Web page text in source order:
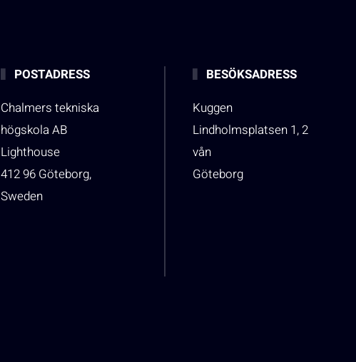
POSTADRESS
Chalmers tekniska
högskola AB
Lighthouse
412 96 Göteborg,
Sweden
BESÖKSADRESS
Kuggen
Lindholmsplatsen 1, 2
vån
Göteborg